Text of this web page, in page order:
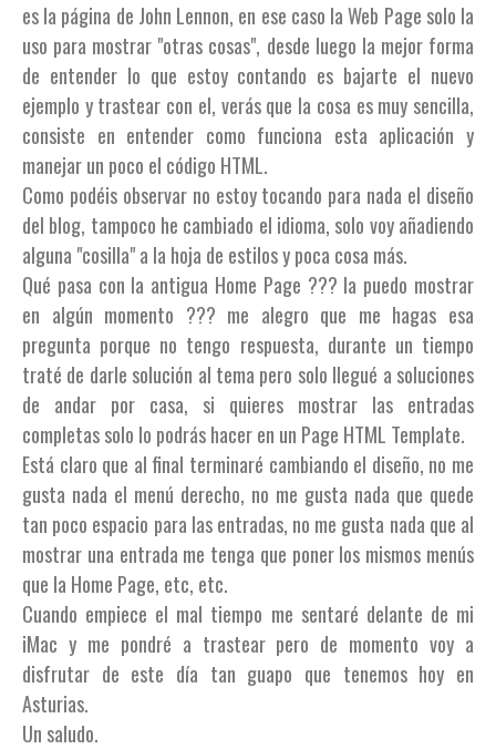
es la página de John Lennon, en ese caso la Web Page solo la
uso para mostrar "otras cosas", desde luego la mejor forma
de entender lo que estoy contando es bajarte el nuevo
ejemplo y trastear con el, verás que la cosa es muy sencilla,
consiste en entender como funciona esta aplicación y
manejar un poco el código HTML.
Como podéis observar no estoy tocando para nada el diseño
del blog, tampoco he cambiado el idioma, solo voy añadiendo
alguna "cosilla" a la hoja de estilos y poca cosa más.
Qué pasa con la antigua Home Page ??? la puedo mostrar
en algún momento ??? me alegro que me hagas esa
pregunta porque no tengo respuesta, durante un tiempo
traté de darle solución al tema pero solo llegué a soluciones
de andar por casa, si quieres mostrar las entradas
completas solo lo podrás hacer en un Page HTML Template.
Está claro que al final terminaré cambiando el diseño, no me
gusta nada el menú derecho, no me gusta nada que quede
tan poco espacio para las entradas, no me gusta nada que al
mostrar una entrada me tenga que poner los mismos menús
que la Home Page, etc, etc.
Cuando empiece el mal tiempo me sentaré delante de mi
iMac y me pondré a trastear pero de momento voy a
disfrutar de este día tan guapo que tenemos hoy en
Asturias.
Un saludo.